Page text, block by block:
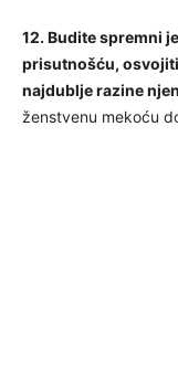
12. Budite spremni
prisutnošću,
najdublje razine
ženstvenu mekoću